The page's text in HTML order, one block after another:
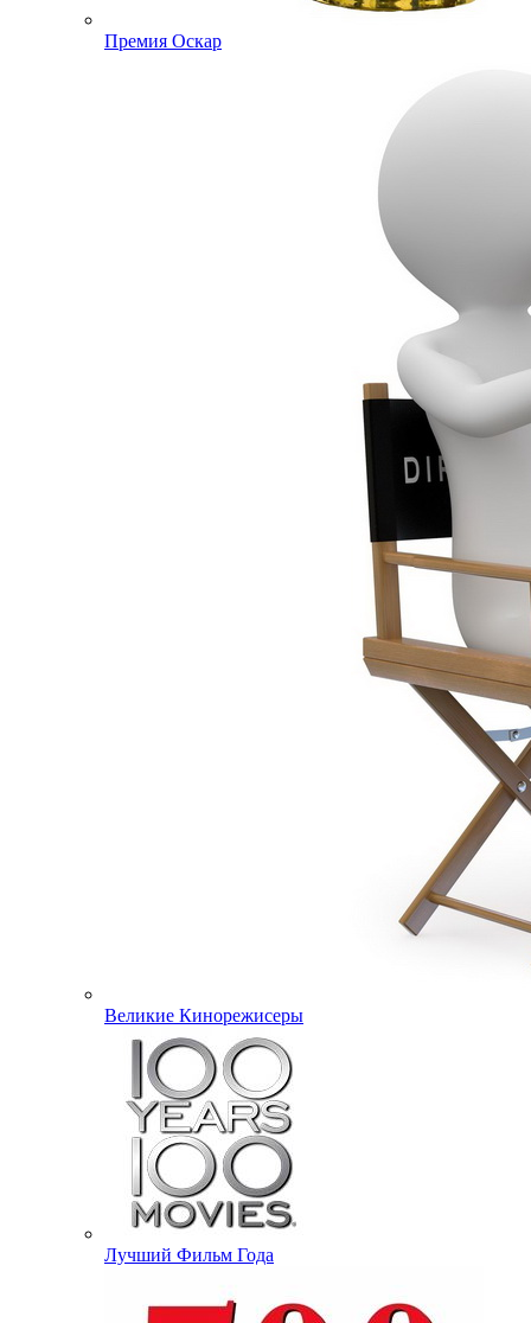
Премия Оскар
Великие Кинорежисеры
Лучший Фильм Года